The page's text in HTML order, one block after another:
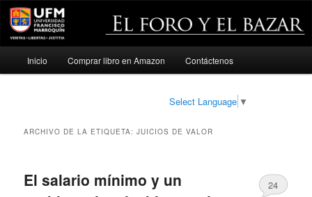
Ir
Ir
Inicio Comprar libro en Amazon Contáctenos
Select Language ▼
ARCHIVO DE LA ETIQUETA:JUICIOS DE VALOR
El salario mínimo y un
24